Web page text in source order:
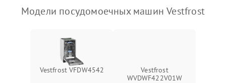
Модели посудомоечных машин Vestfrost
Vestfrost VFDW4542
Vestfrost
WVDWF422V01W